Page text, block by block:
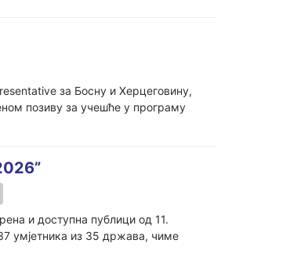
за Босну и Херцеговину,
позиву за учешће у програму
и доступна публици од 11.
умјетника из 35 држава, чиме